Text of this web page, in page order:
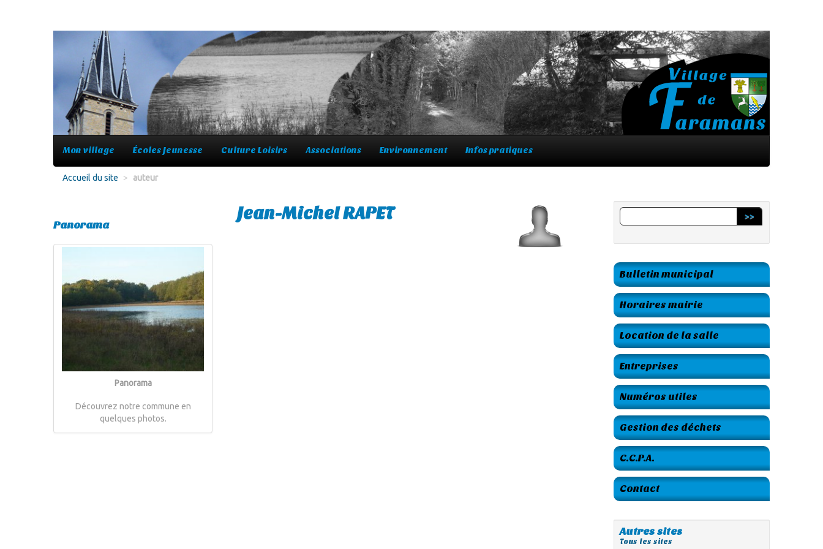
Mon village Écoles Jeunesse Culture Loisirs Associations Environnement Infos pratiques
Accueil du site > auteur
Jean-Michel RAPET >>
Bulletin municipal
Horaires mairie
Location de la salle
Entreprises
Numéros utiles
Gestion des déchets
C.C.P.A.
Contact
Autres sites
Tous les sites
Panorama
Panorama
Découvrez notre commune en
quelques photos.